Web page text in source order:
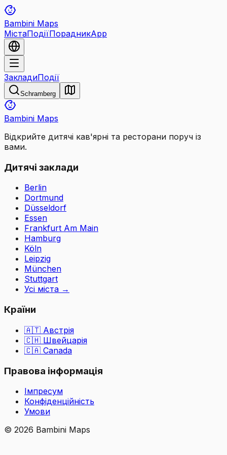
Bambini Maps
МістаПодіїПорадникApp
ЗакладиПодії
Schramberg
Bambini Maps
Відкрийте дитячі кав'ярні та ресторани поруч із
вами.
Дитячі заклади
Berlin
Dortmund
Düsseldorf
Essen
Frankfurt Am Main
Hamburg
Köln
Leipzig
München
Stuttgart
Усі міста →
Країни
🇦🇹 Австрія
🇨🇭 Швейцарія
🇨🇦 Canada
Правова інформація
Імпресум
Конфіденційність
Умови
© 2026 Bambini Maps